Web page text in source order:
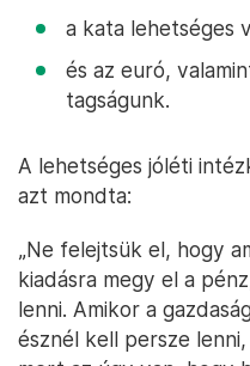
a kata lehetséges
és az euró,
tagságunk.
A lehetséges jóléti
azt mondta:
„Ne felejtsük el, hogy
kiadásra megy el a
lenni. Amikor a
észnél kell persze